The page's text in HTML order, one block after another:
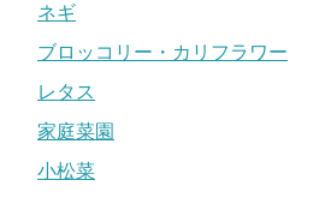
ネギ
ブロッコリー・カリフラワー
レタス
家庭菜園
小松菜